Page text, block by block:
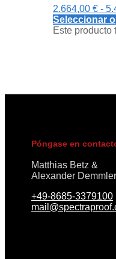
2.664,00 € -
Seleccionar
Este
Póngase en
Matthias Betz &
Alexander Demmler
+49-8685-3379100